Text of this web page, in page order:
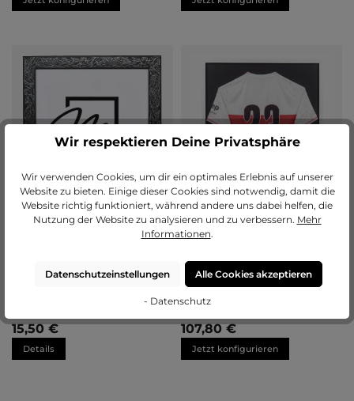
Bilderrahmen Holz Lorena
15,50 €
Details
Trikot-Bilderrahmen M (60×80
cm)
107,80 €
Jetzt konfigurieren
Wir respektieren Deine Privatsphäre
Wir verwenden Cookies, um dir ein optimales Erlebnis auf unserer
Website zu bieten. Einige dieser Cookies sind notwendig, damit die
Website richtig funktioniert, während andere uns dabei helfen, die
Nutzung der Website zu analysieren und zu verbessern. Mehr
Informationen.
Datenschutzeinstellungen Alle Cookies akzeptieren
- Datenschutz